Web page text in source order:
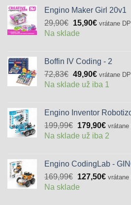
Engino Maker Girl 20v1
29,90€ Pôvodná
cena
15,90€Aktuálna
vrátane
Na sklade
Boffin IV Coding - 2
72,83€ Pôvodná
cena
49,90€Aktuálna
cena
vrátane
Na sklade už iba 1
Engino Inventor
199,99€ Pôvodná
cena
179,90€
cena
vrátane
Na sklade už iba 2
Engino CodingLab -
169,99€ Pôvodná
cena
127,50€ vrátane
Na sklade